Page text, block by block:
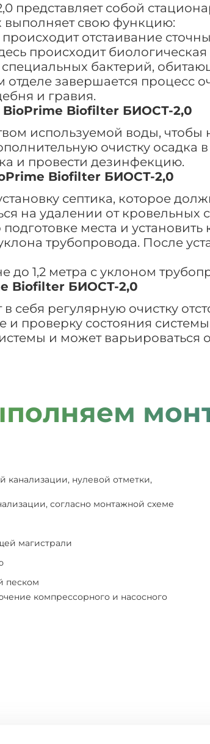
представляет собой
выполняет свою функцию:
отстаивание
происходит
специальных бактерий,
завершается процесс
и гравия.
BioPrime Biofilter БИОСТ-2,0
используемой воды,
очистку
и провести дезинфекцию.
Biofilter БИОСТ-2,0
септика, которое
на удалении от кровельных
места и
трубопровода. После
до 1,2 метра с уклоном
Biofilter БИОСТ-2,0
себя регулярную очистку
и проверку состояния
и может варьироваться
канализации, нулевой отметки,
согласно монтажной схеме
магистрали
песком
компрессорного и насосного